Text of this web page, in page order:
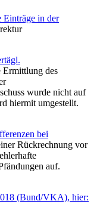
in der
Ermittlung des
wurde nicht auf
hiermit umgestellt.
bei
Rückrechnung vor
auf.
(Bund/VKA), hier: